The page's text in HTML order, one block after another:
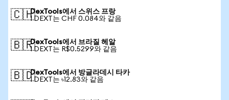
🇨🇭DexTools에서 스위스 프랑
1 DEXT는 CHF 0.084와 같음
🇧🇷DexTools에서 브라질 헤알
1 DEXT는 R$0.5299와 같음
🇧🇩DexTools에서 방글라데시 타카
1 DEXT는 ৳12.83와 같음